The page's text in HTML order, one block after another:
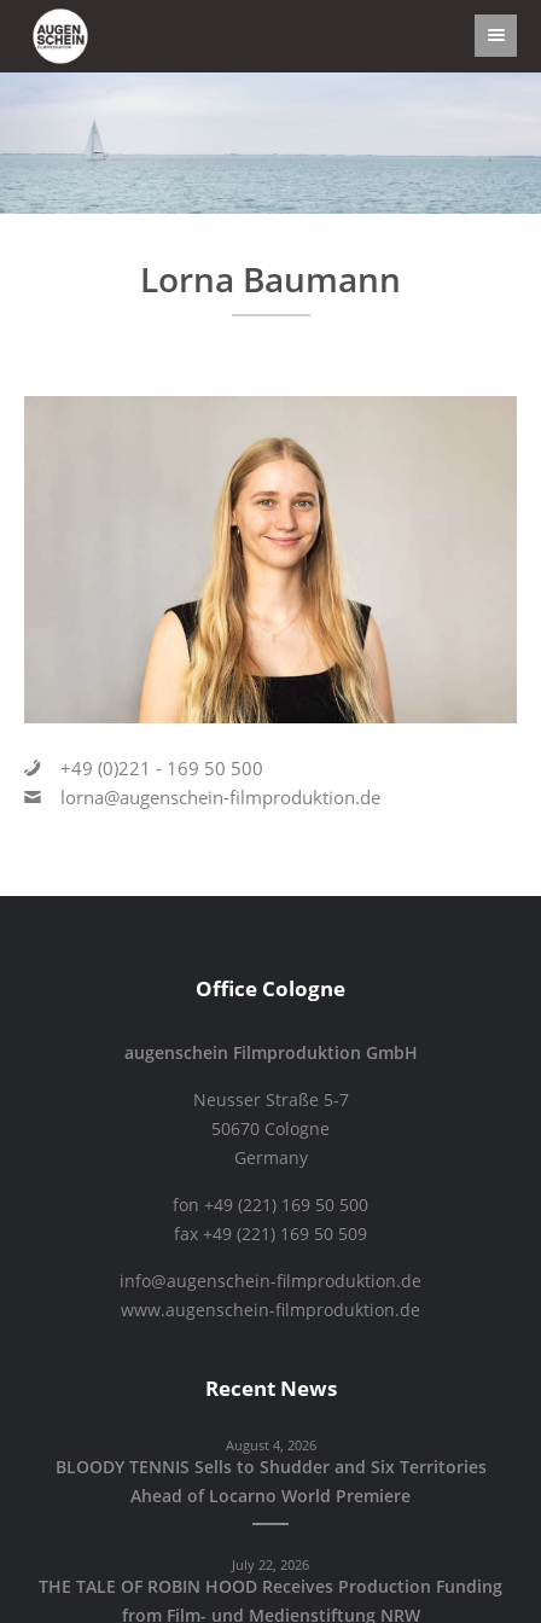
Lorna Baumann
+49 (0)221 - 169 50 500
lorna@augenschein-filmproduktion.de
Office Cologne
augenschein Filmproduktion GmbH
Neusser Straße 5-7
50670 Cologne
Germany
fon +49 (221) 169 50 500
fax +49 (221) 169 50 509
info@augenschein-filmproduktion.de
www.augenschein-filmproduktion.de
Recent News
August 4, 2026
BLOODY TENNIS Sells to Shudder and Six Territories
Ahead of Locarno World Premiere
July 22, 2026
THE TALE OF ROBIN HOOD Receives Production Funding
from Film- und Medienstiftung NRW